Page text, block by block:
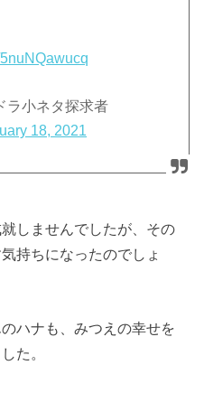
ラ小ネタ探求者
18, 2021
しませんでしたが、その
持ちになったのでしょ
ハナも、みつえの幸せを
た。